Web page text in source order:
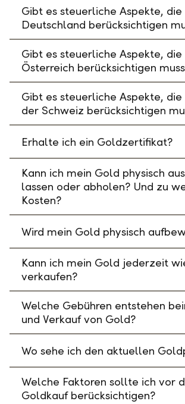
Gibt es steuerliche Aspekte, die
Deutschland berücksichtigen
Gibt es steuerliche Aspekte, die
Österreich berücksichtigen
Gibt es steuerliche Aspekte, die
der Schweiz berücksichtigen
Erhalte ich ein Goldzertifikat?
Kann ich mein Gold physisch
lassen oder abholen? Und zu
Kosten?
Wird mein Gold physisch
Kann ich mein Gold jederzeit
verkaufen?
Welche Gebühren entstehen
und Verkauf von Gold?
Wo sehe ich den aktuellen
Welche Faktoren sollte ich vor
Goldkauf berücksichtigen?